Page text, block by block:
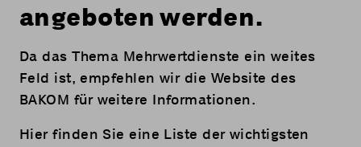
angeboten werden.
Da das Thema Mehrwertdienste ein weites
Feld ist, empfehlen wir die Website des
BAKOM für weitere Informationen.
Hierfinden Sie eine Liste der wichtigsten